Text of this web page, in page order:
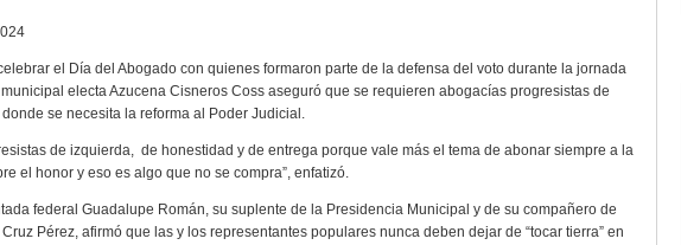
el Día del Abogado con quienes formaron parte de la defensa del voto durante la jornada
municipal electa Azucena Cisneros Coss aseguró que se requieren abogacías progresistas de
se necesita la reforma al Poder Judicial.
de izquierda, de honestidad y de entrega porque vale más el tema de abonar siempre a la
el honor y eso es algo que no se compra”, enfatizó.
federal Guadalupe Román, su suplente de la Presidencia Municipal y de su compañero de
Pérez, afirmó que las y los representantes populares nunca deben dejar de “tocar tierra” en